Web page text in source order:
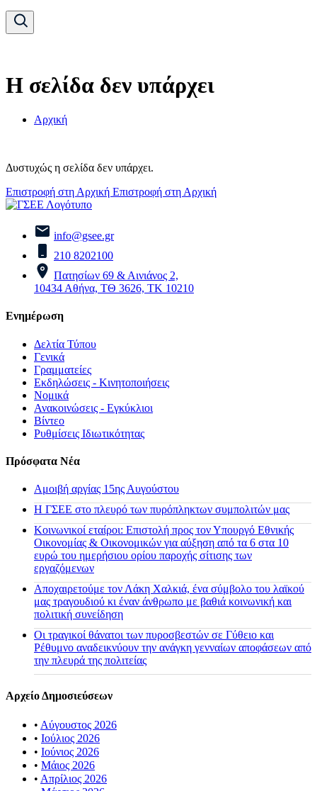
Η σελίδα δεν υπάρχει
Αρχική
Δυστυχώς η σελίδα δεν υπάρχει.
Επιστροφή στη Αρχική Επιστροφή στη Αρχική
info@gsee.gr
210 8202100
Πατησίων 69 & Αινιάνος 2,
10434 Αθήνα, ΤΘ 3626, ΤΚ 10210
Ενημέρωση
Δελτία Τύπου
Γενικά
Γραμματείες
Εκδηλώσεις - Κινητοποιήσεις
Νομικά
Ανακοινώσεις - Εγκύκλιοι
Βίντεο
Ρυθμίσεις Ιδιωτικότητας
Πρόσφατα Νέα
Αμοιβή αργίας 15ης Αυγούστου
H ΓΣΕΕ στο πλευρό των πυρόπληκτων συμπολιτών μας
Κοινωνικοί εταίροι: Επιστολή προς τον Υπουργό Εθνικής
Οικονομίας & Οικονομικών για αύξηση από τα 6 στα 10
ευρώ του ημερήσιου ορίου παροχής σίτισης των
εργαζόμενων
Αποχαιρετούμε τον Λάκη Χαλκιά, ένα σύμβολο του λαϊκού
μας τραγουδιού κι έναν άνθρωπο με βαθιά κοινωνική και
πολιτική συνείδηση
Οι τραγικοί θάνατοι των πυροσβεστών σε Γύθειο και
Ρέθυμνο αναδεικνύουν την ανάγκη γενναίων αποφάσεων από
την πλευρά της πολιτείας
Αρχείο Δημοσιεύσεων
• Αύγουστος 2026
• Ιούλιος 2026
• Ιούνιος 2026
• Μάιος 2026
• Απρίλιος 2026